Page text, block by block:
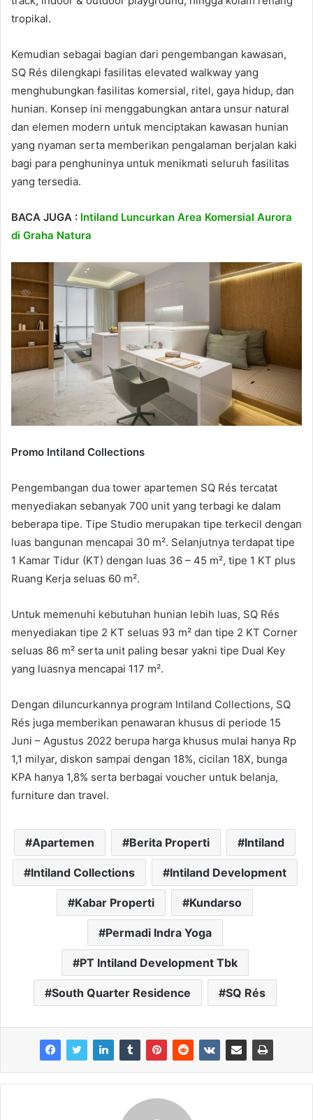
tropikal.
Kemudian sebagai bagian dari pengembangan kawasan,
SQ Rés dilengkapi fasilitas elevated walkway yang
menghubungkan fasilitas komersial, ritel, gaya hidup, dan
hunian. Konsep ini menggabungkan antara unsur natural
dan elemen modern untuk menciptakan kawasan hunian
yang nyaman serta memberikan pengalaman berjalan kaki
bagi para penghuninya untuk menikmati seluruh fasilitas
yang tersedia.
BACA JUGA : Intiland Luncurkan Area Komersial Aurora
di Graha Natura
Promo Intiland Collections
Pengembangan dua tower apartemen SQ Rés tercatat
menyediakan sebanyak 700 unit yang terbagi ke dalam
beberapa tipe. Tipe Studio merupakan tipe terkecil dengan
luas bangunan mencapai 30 m². Selanjutnya terdapat tipe
1 Kamar Tidur (KT) dengan luas 36 – 45 m², tipe 1 KT plus
Ruang Kerja seluas 60 m².
Untuk memenuhi kebutuhan hunian lebih luas, SQ Rés
menyediakan tipe 2 KT seluas 93 m² dan tipe 2 KT Corner
seluas 86 m² serta unit paling besar yakni tipe Dual Key
yang luasnya mencapai 117 m².
Dengan diluncurkannya program Intiland Collections, SQ
Rés juga memberikan penawaran khusus di periode 15
Juni – Agustus 2022 berupa harga khusus mulai hanya Rp
1,1 milyar, diskon sampai dengan 18%, cicilan 18X, bunga
KPA hanya 1,8% serta berbagai voucher untuk belanja,
furniture dan travel.
Apartemen Berita Properti Intiland
Intiland Collections Intiland Development
Kabar Properti Kundarso
Permadi Indra Yoga
PT Intiland Development Tbk
South Quarter Residence SQ Rés